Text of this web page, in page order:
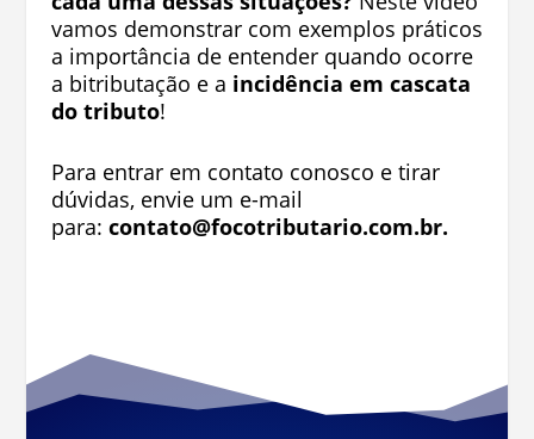
vamos demonstrar com exemplos práticos
a importância de entender quando ocorre
a bitributação e a incidência em cascata
do tributo!
​​​Para entrar em contato conosco e tirar
dúvidas, envie um e-mail
para: contato@focotributario.com.br.